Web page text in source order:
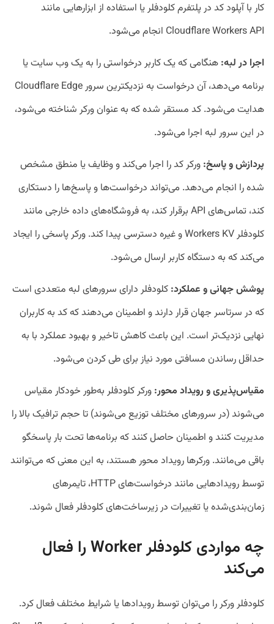
کار با آپلود کد در پلتفرم کلودفلر یا استفاده از ابزارهایی مانند
Cloudflare Workers API انجام می‌شود.
اجرا در لبه: هنگامی که یک کاربر درخواستی را به یک وب سایت یا
برنامه می‌دهد، آن درخواست به نزدیکترین سرور Cloudflare Edge
هدایت می‌شود. کد مستقر شده که به عنوان ورکر شناخته می‌شود،
در این سرور لبه اجرا می‌شود.
پردازش و پاسخ: ورکر کد را اجرا می‌کند و وظایف یا منطق مشخص
شده را انجام می‌دهد. می‌تواند درخواست‌ها و پاسخ‌ها را دستکاری
کند، تماس‌های API برقرار کند، به فروشگاه‌های داده خارجی مانند
کلودفلر Workers KV و غیره دسترسی پیدا کند. ورکر پاسخی را ایجاد
می‌کند که به دستگاه کاربر ارسال می‌شود.
پوشش جهانی و عملکرد: کلودفلر دارای سرورهای لبه متعددی است
که در سرتاسر جهان قرار دارند و اطمینان می‌دهند که کد به کاربران
نهایی نزدیک‌تر است. این باعث کاهش تاخیر و بهبود عملکرد با به
حداقل رساندن مسافتی مورد نیاز برای طی کردن می‌شود.
مقیاس‌پذیری و رویداد محور: ورکر کلودفلر به‌طور خودکار مقیاس
می‌شوند (در سرورهای مختلف توزیع می‌شوند) تا حجم ترافیک بالا را
مدیریت کنند و اطمینان حاصل کنند که برنامه‌ها تحت بار پاسخگو
باقی می‌مانند. ورکرها رویداد محور هستند، به این معنی که می‌توانند
توسط رویدادهایی مانند درخواست‌های HTTP، تایمرهای
زمان‌بندی‌شده یا تغییرات در زیرساخت‌های کلودفلر فعال شوند.
چه مواردی کلودفلر Worker را فعال
می‌کند
کلودفلر ورکر را می‌توان توسط رویدادها یا شرایط مختلف فعال کرد.